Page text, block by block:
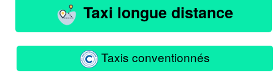
Taxi longue distance
Taxis conventionnés